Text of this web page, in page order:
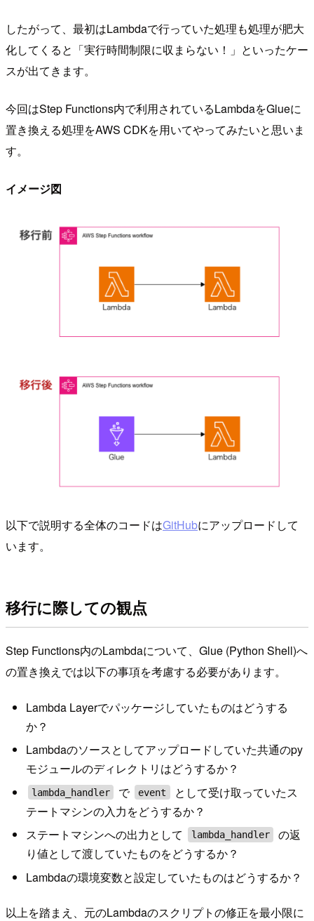
したがって、最初はLambdaで行っていた処理も処理が肥大
化してくると「実行時間制限に収まらない！」といったケー
スが出てきます。
今回はStep Functions内で利用されているLambdaをGlueに
置き換える処理をAWS CDKを用いてやってみたいと思いま
す。
イメージ図
以下で説明する全体のコードはGitHubにアップロードして
います。
移行に際しての観点
Step Functions内のLambdaについて、Glue (Python Shell)へ
の置き換えでは以下の事項を考慮する必要があります。
Lambda Layerでパッケージしていたものはどうする
か？
Lambdaのソースとしてアップロードしていた共通のpy
モジュールのディレクトリはどうするか？
lambda_handler で event
として受け取っていたス
テートマシンの入力をどうするか？
ステートマシンへの出力として
lambda_handler
の返
り値として渡していたものをどうするか？
Lambdaの環境変数と設定していたものはどうするか？
以上を踏まえ、元のLambdaのスクリプトの修正を最小限に